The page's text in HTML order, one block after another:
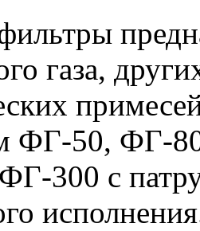
газа,
ФГ-50, ФГ-
300 с